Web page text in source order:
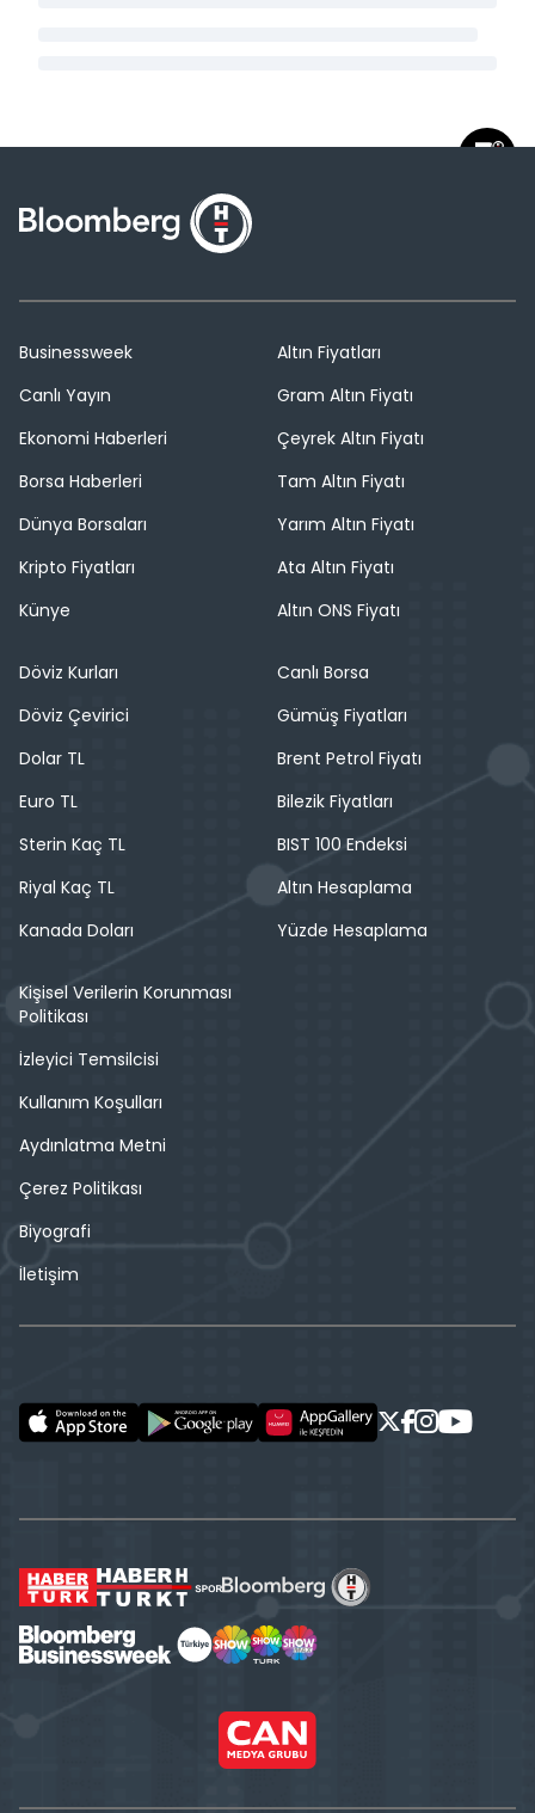
Businessweek
Canlı Yayın
Ekonomi Haberleri
Borsa Haberleri
Dünya Borsaları
Kripto Fiyatları
Künye
Altın Fiyatları
Gram Altın Fiyatı
Çeyrek Altın Fiyatı
Tam Altın Fiyatı
Yarım Altın Fiyatı
Ata Altın Fiyatı
Altın ONS Fiyatı
Döviz Kurları
Döviz Çevirici
Dolar TL
Euro TL
Sterin Kaç TL
Riyal Kaç TL
Kanada Doları
Canlı Borsa
Gümüş Fiyatları
Brent Petrol Fiyatı
Bilezik Fiyatları
BIST 100 Endeksi
Altın Hesaplama
Yüzde Hesaplama
Kişisel Verilerin Korunması
Politikası
İzleyici Temsilcisi
Kullanım Koşulları
Aydınlatma Metni
Çerez Politikası
Biyografi
İletişim